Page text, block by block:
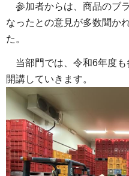
参加者からは、商品のブ
なったとの意見が多数聞か
た。
当部門では、令和6年度も
開講していきます。